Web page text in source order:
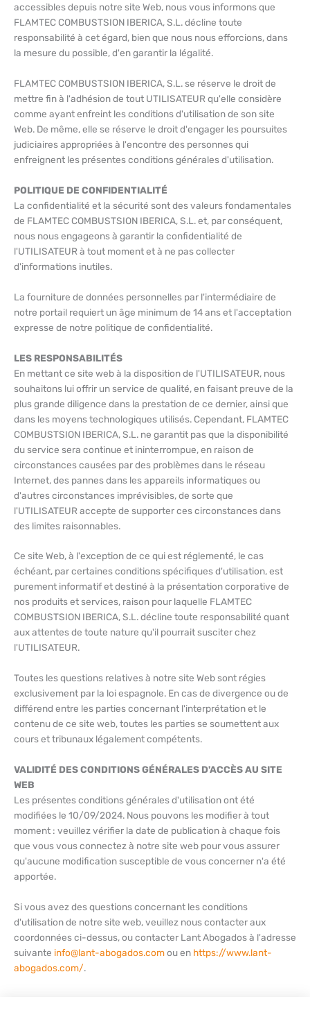
accessibles depuis notre site Web, nous vous informons que
FLAMTEC COMBUSTSION IBERICA, S.L. décline toute
responsabilité à cet égard, bien que nous nous efforcions, dans
la mesure du possible, d'en garantir la légalité.
FLAMTEC COMBUSTSION IBERICA, S.L. se réserve le droit de
mettre fin à l'adhésion de tout UTILISATEUR qu'elle considère
comme ayant enfreint les conditions d'utilisation de son site
Web. De même, elle se réserve le droit d'engager les poursuites
judiciaires appropriées à l'encontre des personnes qui
enfreignent les présentes conditions générales d'utilisation.
POLITIQUE DE CONFIDENTIALITÉ
La confidentialité et la sécurité sont des valeurs fondamentales
de FLAMTEC COMBUSTSION IBERICA, S.L. et, par conséquent,
nous nous engageons à garantir la confidentialité de
l'UTILISATEUR à tout moment et à ne pas collecter
d'informations inutiles.
La fourniture de données personnelles par l'intermédiaire de
notre portail requiert un âge minimum de 14 ans et l'acceptation
expresse de notre politique de confidentialité.
LES RESPONSABILITÉS
En mettant ce site web à la disposition de l'UTILISATEUR, nous
souhaitons lui offrir un service de qualité, en faisant preuve de la
plus grande diligence dans la prestation de ce dernier, ainsi que
dans les moyens technologiques utilisés. Cependant, FLAMTEC
COMBUSTSION IBERICA, S.L. ne garantit pas que la disponibilité
du service sera continue et ininterrompue, en raison de
circonstances causées par des problèmes dans le réseau
Internet, des pannes dans les appareils informatiques ou
d'autres circonstances imprévisibles, de sorte que
l'UTILISATEUR accepte de supporter ces circonstances dans
des limites raisonnables.
Ce site Web, à l'exception de ce qui est réglementé, le cas
échéant, par certaines conditions spécifiques d'utilisation, est
purement informatif et destiné à la présentation corporative de
nos produits et services, raison pour laquelle FLAMTEC
COMBUSTSION IBERICA, S.L. décline toute responsabilité quant
aux attentes de toute nature qu'il pourrait susciter chez
l'UTILISATEUR.
Toutes les questions relatives à notre site Web sont régies
exclusivement par la loi espagnole. En cas de divergence ou de
différend entre les parties concernant l'interprétation et le
contenu de ce site web, toutes les parties se soumettent aux
cours et tribunaux légalement compétents.
VALIDITÉ DES CONDITIONS GÉNÉRALES D'ACCÈS AU SITE
WEB
Les présentes conditions générales d'utilisation ont été
modifiées le 10/09/2024. Nous pouvons les modifier à tout
moment : veuillez vérifier la date de publication à chaque fois
que vous vous connectez à notre site web pour vous assurer
qu'aucune modification susceptible de vous concerner n'a été
apportée.
Si vous avez des questions concernant les conditions
d'utilisation de notre site web, veuillez nous contacter aux
coordonnées ci-dessus, ou contacter Lant Abogados à l'adresse
suivante info@lant-abogados.comou en https://www.lant-
abogados.com/.